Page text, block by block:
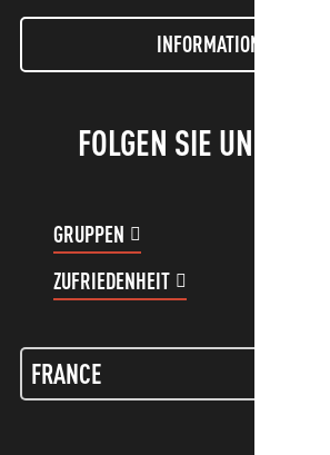
INFORMATIONEN LETTER
FOLGEN SIE UNS!
GRUPPEN
ZUFRIEDENHEIT